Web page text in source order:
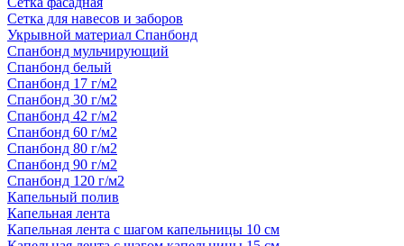
Сетка для навесов и заборов
Укрывной материал Спанбонд
Спанбонд мульчирующий
Спанбонд белый
Спанбонд 17 г/м2
Спанбонд 30 г/м2
Спанбонд 42 г/м2
Спанбонд 60 г/м2
Спанбонд 80 г/м2
Спанбонд 90 г/м2
Спанбонд 120 г/м2
Капельный полив
Капельная лента
Капельная лента с шагом капельницы 10 см